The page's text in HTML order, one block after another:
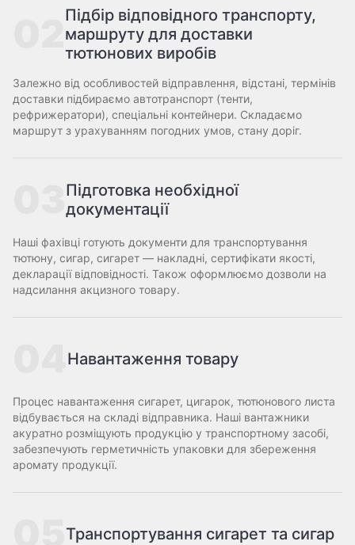
Підбір відповідного транспорту,
маршруту для доставки
тютюнових виробів
Залежно від особливостей відправлення, відстані, термінів
доставки підбираємо автотранспорт (тенти,
рефрижератори), спеціальні контейнери. Складаємо
маршрут з урахуванням погодних умов, стану доріг.
Підготовка необхідної
документації
Наші фахівці готують документи для транспортування
тютюну, сигар, сигарет — накладні, сертифікати якості,
декларації відповідності. Також оформлюємо дозволи на
надсилання акцизного товару.
Навантаження товару
Процес навантаження сигарет, цигарок, тютюнового листа
відбувається на складі відправника. Наші вантажники
акуратно розміщують продукцію у транспортному засобі,
забезпечують герметичність упаковки для збереження
аромату продукції.
Транспортування сигарет та сигар